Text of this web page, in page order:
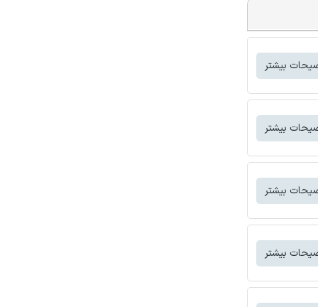
بیشتر
بیشتر
بیشتر
بیشتر